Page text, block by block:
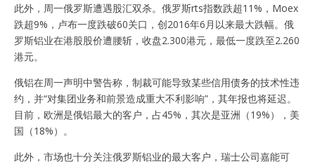
此外，周一俄罗斯遭遇股汇双杀。俄罗斯rts指数跌超11%，Moex
跌超9%，卢布一度跌破60关口，创2016年6月以来最大跌幅。俄
罗斯铝业在港股股价遭腰斩，收盘2.300港元，最低一度跌至2.260
港元。
俄铝在周一声明中警告称，制裁可能导致某些信用债务的技术性违
约，并“对集团业务和前景造成重大不利影响”，其年报也将延迟。
目前，欧洲是俄铝最大的客户，占45%，其次是亚洲（19%），美
国（18%）。
此外，市场也十分关注俄罗斯铝业的最大客户，瑞士公司嘉能可